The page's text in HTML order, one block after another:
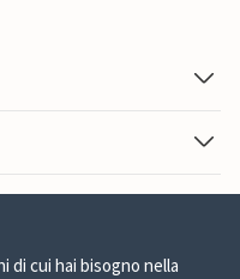
di cui hai bisogno nella